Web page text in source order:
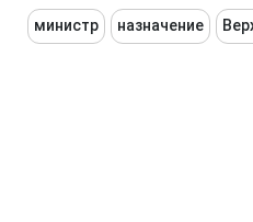
министр назначение